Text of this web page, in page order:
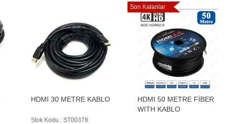
HDMI 30 METRE KABLO
Stok Kodu : ST00378
Son Kalanlar
HDMI 50 METRE FİBER
WITH KABLO